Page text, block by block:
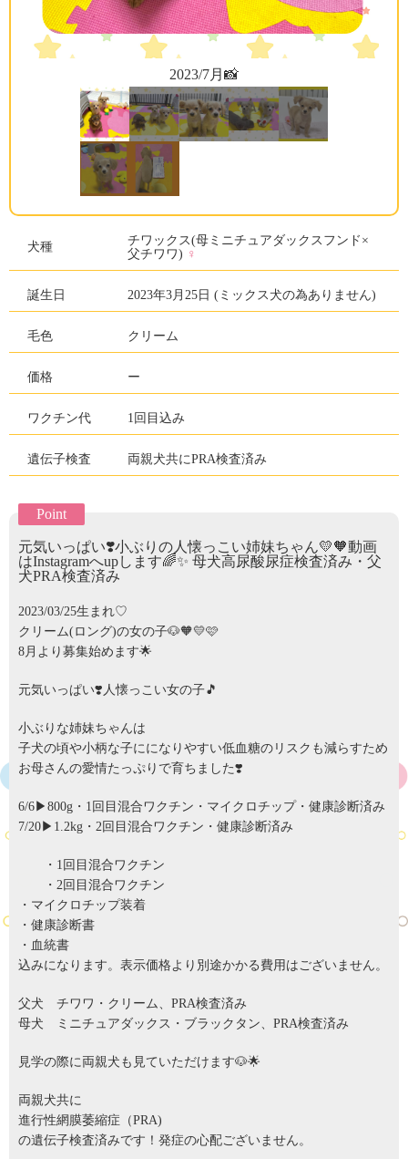
2023/7月📸
犬種
チワックス(母ミニチュアダックスフンド×
父チワワ) ♀
誕生日 2023年3月25日 (ミックス犬の為ありません)
毛色 クリーム
価格 ー
ワクチン代 1回目込み
遺伝子検査 両親犬共にPRA検査済み
Point
元気いっぱい❣️小ぶりの人懐っこい姉妹ちゃん💛🧡動画
はInstagramへupします🌈✨ 母犬高尿酸尿症検査済み・父
犬PRA検査済み
2023/03/25生まれ♡
クリーム(ロング)の女の子🐶🧡💛🩷
8月より募集始めます🌟
元気いっぱい❣️人懐っこい女の子🎵
小ぶりな姉妹ちゃんは
子犬の頃や小柄な子にになりやすい低血糖のリスクも減らすため
お母さんの愛情たっぷりで育ちました❣️
6/6▶︎800g・1回目混合ワクチン・マイクロチップ・健康診断済み
7/20▶︎1.2kg・2回目混合ワクチン・健康診断済み
・1回目混合ワクチン
・2回目混合ワクチン
・マイクロチップ装着
・健康診断書
・血統書
込みになります。表示価格より別途かかる費用はございません。
父犬 チワワ・クリーム、PRA検査済み
母犬 ミニチュアダックス・ブラックタン、PRA検査済み
見学の際に両親犬も見ていただけます🐶🌟
両親犬共に
進行性網膜萎縮症（PRA)
の遺伝子検査済みです！発症の心配ございません。